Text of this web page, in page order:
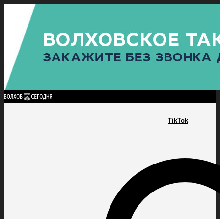
TikTok
Найти:
ГЛАВНАЯ ПОЛИТИКАПРОИСШЕСТВИЯ ПРОКУРАТУРАСПОРТ
ПОЛИТИКА
КУЛЬТУРА
ПОСЕЛЕНИЯ